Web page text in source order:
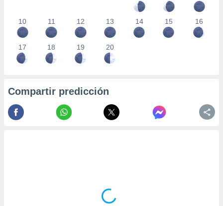
10 11 12 13 14 15 16
17 18 19 20
Compartir predicción